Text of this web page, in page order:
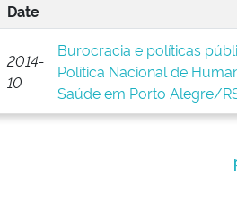
Date
2014-
10
Burocracia e políticas
Política Nacional de
Saúde em Porto Alegre/